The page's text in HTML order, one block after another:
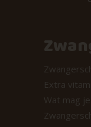
Extra
Wat mag